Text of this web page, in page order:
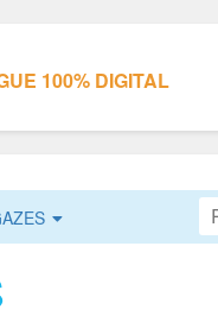
100% DIGITAL